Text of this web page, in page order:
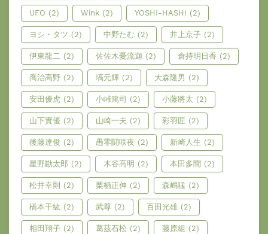
UFO (2) Wink (2) YOSHI-HASHI (2)
ヨシ・タツ (2) 中野たむ (2) 井上京子 (2)
伊東龍二 (2) 佐佐木憂流迦 (2) 倉持明日香 (2)
喬治高野 (2) 塙元輝 (2) 大森隆男 (2)
安田優虎 (2) 小峠篤司 (2) 小藤將太 (2)
山下實優 (2) 山崎一夫 (2) 彩羽匠 (2)
後藤達俊 (2) 愚零闘咲夜 (2) 新崎人生 (2)
星野勘太郎 (2) 木谷高明 (2) 本田多聞 (2)
松井幸則 (2) 栗栖正伸 (2) 森嶋猛 (2)
橋本千紘 (2) 武尊 (2) 百田光雄 (2)
相田翔子 (2) 葛茲石松 (2) 藤原組 (2)